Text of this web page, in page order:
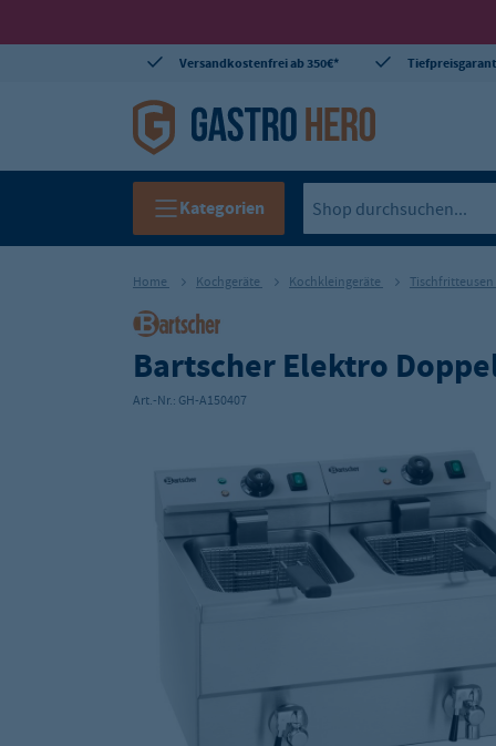
Versandkostenfrei ab 350€*
Kategorien
Home Kochgeräte Kochkleingeräte Tischfritteusen
Bartscher Elektro
Art.-Nr.: GH-A150407